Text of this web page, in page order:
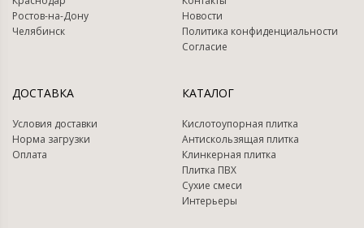
Ростов-на-Дону
Челябинск
Новости
Политика конфиденциальности
Согласие
ДОСТАВКА
Условия доставки
Норма загрузки
Оплата
КАТАЛОГ
Кислотоупорная плитка
Антискользящая плитка
Клинкерная плитка
Плитка ПВХ
Сухие смеси
Интерьеры